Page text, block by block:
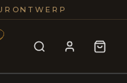
25+